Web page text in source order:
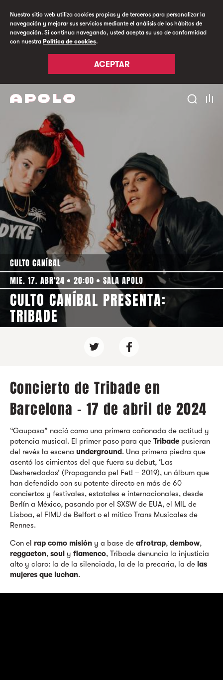
Nuestro sitio web utiliza cookies propias y de terceros para personalizar la
navegación y mejorar sus servicios mediante el análisis de los hábitos de
navegación. Si continua navegando, usted acepta su uso de conformidad
con nuestra Política de cookies.
ACEPTAR
CULTO CANÍBAL
MIE. 17. ABR'24
20:00 SALA APOLO
CULTO CANÍBAL PRESENTA:
TRIBADE
Concierto de Tribade en
Barcelona - 17 de abril de 2024
“Gaupasa” nació como una primera cañonada de actitud y
potencia musical. El primer paso para que Tribade pusieran
del revés la escena underground. Una primera piedra que
asentó los cimientos del que fuera su debut, ‘Las
Desheredadas’ (Propaganda pel Fet! – 2019), un álbum que
han defendido con su potente directo en más de 60
conciertos y festivales, estatales e internacionales, desde
Berlín a México, pasando por el SXSW de EUA, el MIL de
Lisboa, el FIMU de Belfort o el mítico Trans Musicales de
Rennes.
Con el rap como misión y a base de afrotrap, dembow,
reggaeton, soul y flamenco, Tribade denuncia la injusticia
alto y claro: la de la silenciada, la de la precaria, la de las
mujeres que luchan.